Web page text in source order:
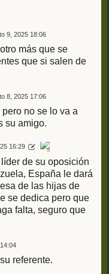
9, 2025 18:06
más que se
que si salen de
8, 2025 17:06
no se lo va a
su amigo.
16:29
de su oposición
España le dará
de las hijas de
se dedica pero que
falta, seguro que
referente.